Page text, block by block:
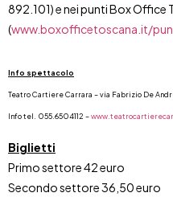
892.101) e nei punti Box Office
(www.boxofficetoscana.it/
Info spettacolo
Teatro Cartiere Carrara – via Fabrizio De
Info tel. 055.6504112 –
Biglietti
Primo settore 42 euro
Secondo settore 36,50 euro